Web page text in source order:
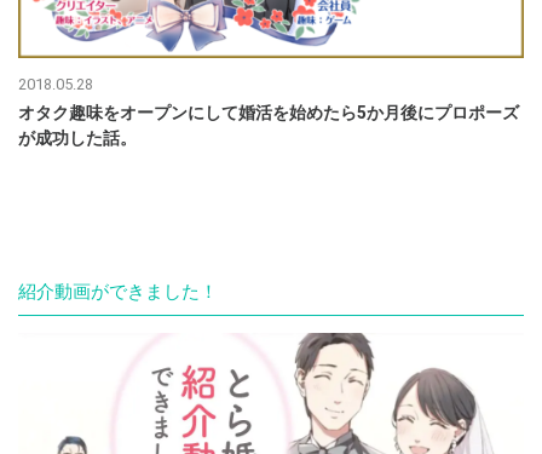
2018.05.28
オタク趣味をオープンにして婚活を始めたら5か月後にプロポーズ
が成功した話。
紹介動画ができました！